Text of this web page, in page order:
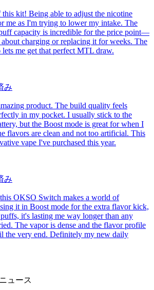
kit! Being able to adjust the nicotine
me as I'm trying to lower my intake. The
capacity is incredible for the price point—
charging or replacing it for weeks. The
me get that perfect MTL draw.
み
product. The build quality feels
in my pocket. I usually stick to the
but the Boost mode is great for when I
flavors are clean and not too artificial. This
vape I've purchased this year.
み
OKSO Switch makes a world of
it in Boost mode for the extra flavor kick,
it's lasting me way longer than any
The vapor is dense and the flavor profile
the very end. Definitely my new daily
ュース